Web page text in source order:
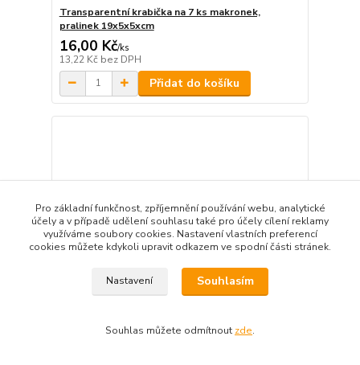
Transparentní krabička na 7 ks makronek,
pralinek 19x5x5xcm
16,00 Kč/ks
13,22 Kč bez DPH
Přidat do košíku
Pro základní funkčnost, zpříjemnění používání webu, analytické
účely a v případě udělení souhlasu také pro účely cílení reklamy
využíváme soubory cookies. Nastavení vlastních preferencí
cookies můžete kdykoli upravit odkazem ve spodní části stránek.
Nastavení Souhlasím
Souhlas můžete odmítnout zde.